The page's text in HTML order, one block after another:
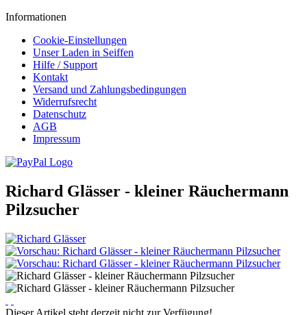
Informationen
Cookie-Einstellungen
Unser Laden in Seiffen
Hilfe / Support
Kontakt
Versand und Zahlungsbedingungen
Widerrufsrecht
Datenschutz
AGB
Impressum
Richard Glässer - kleiner Räuchermann
Pilzsucher
Dieser Artikel steht derzeit nicht zur Verfügung!